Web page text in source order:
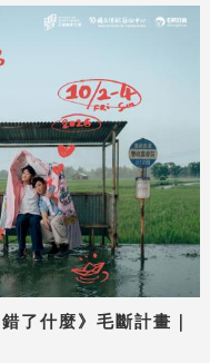
了什麼》毛斷計畫｜